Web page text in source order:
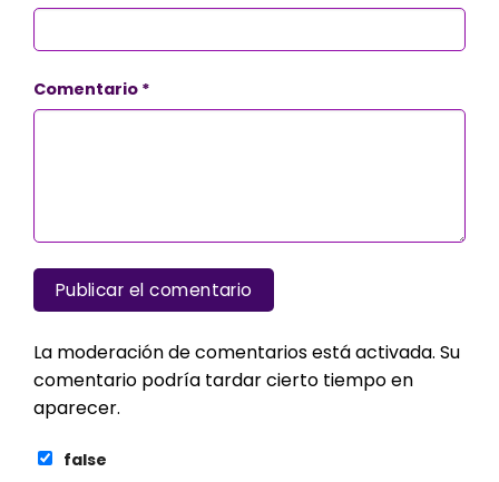
Comentario *
La moderación de comentarios está activada. Su
comentario podría tardar cierto tiempo en
aparecer.
false